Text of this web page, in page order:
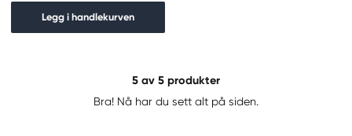
Legg i handlekurven
5 av 5 produkter
Bra! Nå har du sett alt på siden.